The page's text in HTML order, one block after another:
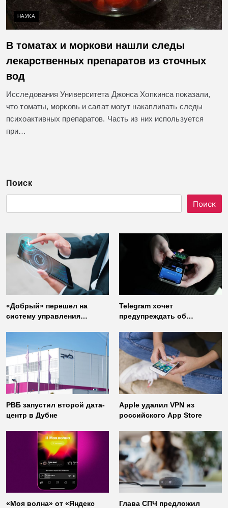
НАУКА
В томатах и моркови нашли следы
лекарственных препаратов из сточных
вод
Исследования Университета Джонса Хопкинса показали,
что томаты, морковь и салат могут накапливать следы
психоактивных препаратов. Часть из них используется
при…
Поиск
Поиск
«Добрый» перешел на
систему управления
Telegram хочет
предупреждать об
неофициальных клиентов
мессенджера
РВБ запустил второй дата-
центр в Дубне
Apple удалил VPN из
российского App Store
«Моя волна» от «Яндекс
Глава СПЧ предложил